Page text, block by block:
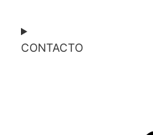
CONTACTO